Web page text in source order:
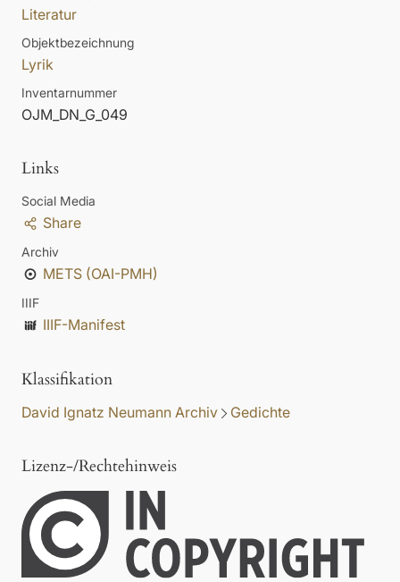
Literatur
Objektbezeichnung
Lyrik
Inventarnummer
OJM_DN_G_049
Links
Social Media
Share
Archiv
METS (OAI-PMH)
IIIF
IIIF-Manifest
Klassifikation
David Ignatz Neumann Archiv Gedichte
Lizenz-/Rechtehinweis